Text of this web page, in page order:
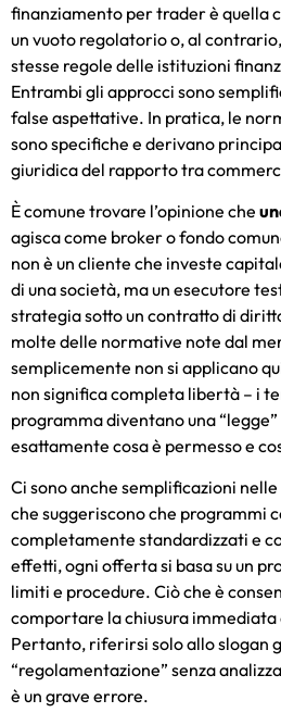
finanziamento per trader è quella
un vuoto regolatorio o, al
stesse regole delle istituzioni
Entrambi gli approcci sono
false aspettative. In pratica, le
sono specifiche e derivano
giuridica del rapporto tra
È comune trovare l’opinione che
agisca come broker o fondo
non è un cliente che investe
di una società, ma un esecutore
strategia sotto un contratto di
molte delle normative note dal
semplicemente non si applicano
non significa completa libertà – i
programma diventano una
esattamente cosa è permesso e
Ci sono anche semplificazioni
che suggeriscono che programmi
completamente standardizzati e
effetti, ogni offerta si basa su un
limiti e procedure. Ciò che è
comportare la chiusura immediata
Pertanto, riferirsi solo allo slogan
“regolamentazione” senza
è un grave errore.